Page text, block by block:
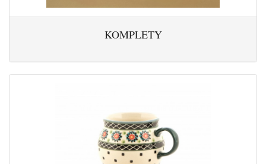
KOMPLETY